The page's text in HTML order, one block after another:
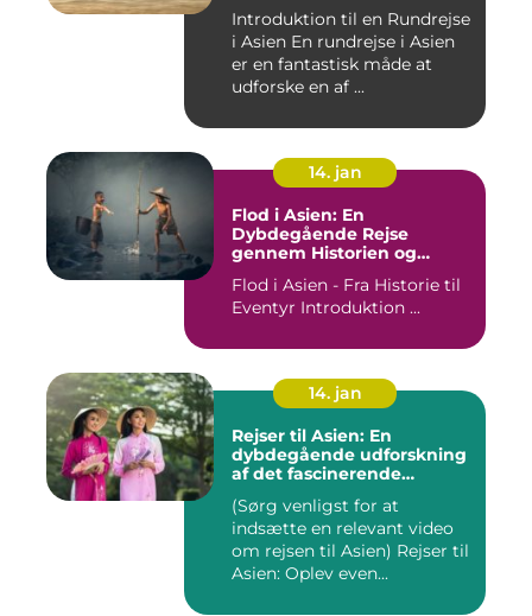
Introduktion til en Rundrejse
i Asien En rundrejse i Asien
er en fantastisk måde at
udforske en af ...
14. jan
Flod i Asien: En
Dybdegående Rejse
gennem Historien og
Flod i Asien - Fra Historie til
Eventyr Introduktion ...
14. jan
Rejser til Asien: En
dybdegående udforskning
af det fascinerende
(Sørg venligst for at
indsætte en relevant video
om rejsen til Asien) Rejser til
Asien: Oplev even...